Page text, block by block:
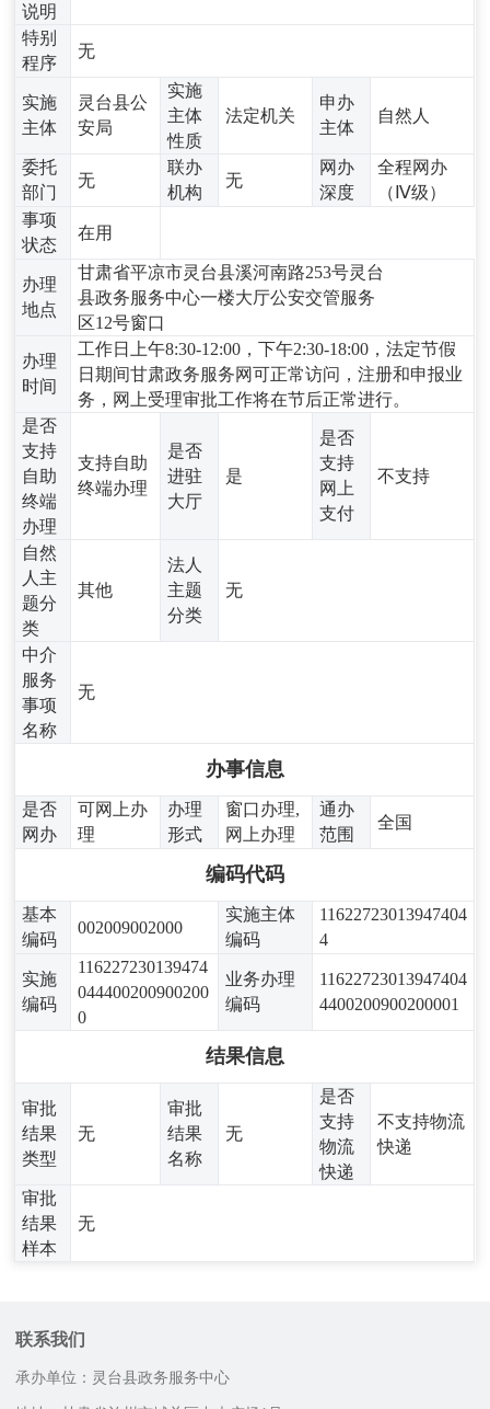
说明
特别
程序
无
实施
主体
灵台县公
安局
实施
主体
性质
法定机关
申办
主体
自然人
委托
部门
无
联办
机构
无
网办
深度
全程网办
（Ⅳ级）
事项
状态
在用
办理
地点
甘肃省平凉市灵台县溪河南路253号灵台
县政务服务中心一楼大厅公安交管服务
区12号窗口
办理
时间
工作日上午8:30-12:00，下午2:30-18:00，法定节假
日期间甘肃政务服务网可正常访问，注册和申报业
务，网上受理审批工作将在节后正常进行。
是否
支持
自助
终端
办理
支持自助
终端办理
是否
进驻
大厅
是
是否
支持
网上
支付
不支持
自然
人主
题分
类
其他
法人
主题
分类
无
中介
服务
事项
名称
无
办事信息
是否
网办
可网上办
理
办理
形式
窗口办理,
网上办理
通办
范围
全国
编码代码
基本
编码
002009002000
实施主体
编码
11622723013947404
4
实施
编码
116227230139474
044400200900200
0
业务办理
编码
11622723013947404
4400200900200001
结果信息
审批
结果
类型
无
审批
结果
名称
无
是否
支持
物流
快递
不支持物流
快递
审批
结果
样本
无
联系我们
承办单位：灵台县政务服务中心